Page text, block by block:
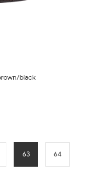
black
63 64